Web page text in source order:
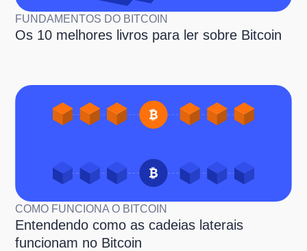
FUNDAMENTOS DO BITCOIN
Os 10 melhores livros para ler sobre Bitcoin
COMO FUNCIONA O BITCOIN
Entendendo como as cadeias laterais
funcionam no Bitcoin